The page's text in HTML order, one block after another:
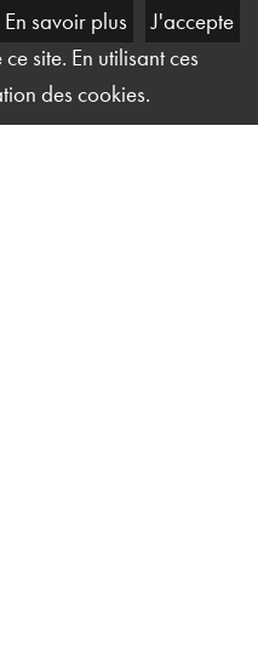
En savoir plus J'accepte
site. En utilisant ces
des cookies.